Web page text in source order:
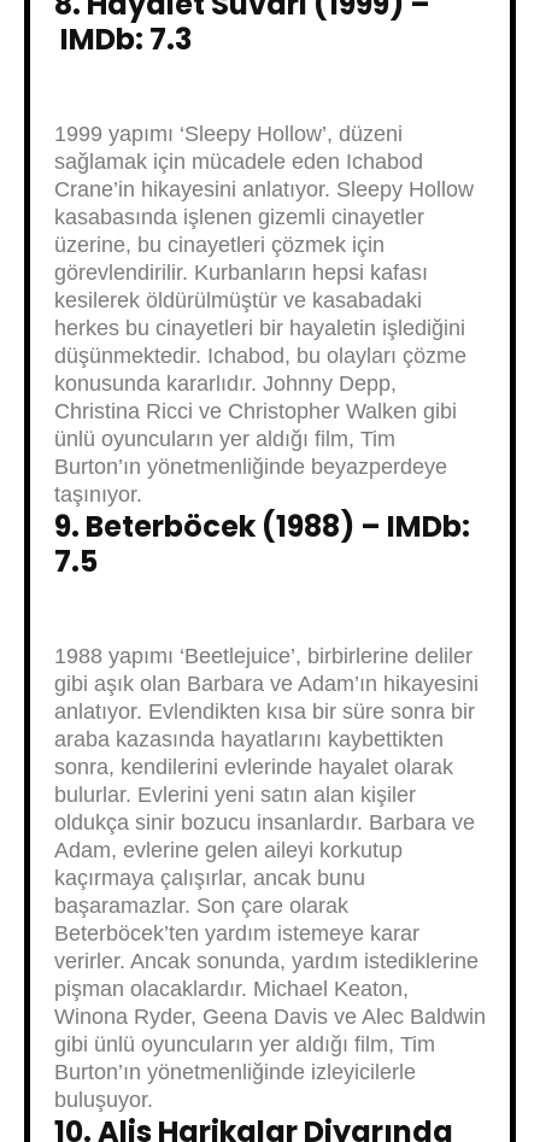
IMDb: 7.3
1999 yapımı ‘Sleepy Hollow’, düzeni
sağlamak için mücadele eden Ichabod
Crane’in hikayesini anlatıyor. Sleepy Hollow
kasabasında işlenen gizemli cinayetler
üzerine, bu cinayetleri çözmek için
görevlendirilir. Kurbanların hepsi kafası
kesilerek öldürülmüştür ve kasabadaki
herkes bu cinayetleri bir hayaletin işlediğini
düşünmektedir. Ichabod, bu olayları çözme
konusunda kararlıdır. Johnny Depp,
Christina Ricci ve Christopher Walken gibi
ünlü oyuncuların yer aldığı film, Tim
Burton’ın yönetmenliğinde beyazperdeye
taşınıyor.
9. Beterböcek (1988) – IMDb:
7.5
1988 yapımı ‘Beetlejuice’, birbirlerine deliler
gibi aşık olan Barbara ve Adam’ın hikayesini
anlatıyor. Evlendikten kısa bir süre sonra bir
araba kazasında hayatlarını kaybettikten
sonra, kendilerini evlerinde hayalet olarak
bulurlar. Evlerini yeni satın alan kişiler
oldukça sinir bozucu insanlardır. Barbara ve
Adam, evlerine gelen aileyi korkutup
kaçırmaya çalışırlar, ancak bunu
başaramazlar. Son çare olarak
Beterböcek’ten yardım istemeye karar
verirler. Ancak sonunda, yardım istediklerine
pişman olacaklardır. Michael Keaton,
Winona Ryder, Geena Davis ve Alec Baldwin
gibi ünlü oyuncuların yer aldığı film, Tim
Burton’ın yönetmenliğinde izleyicilerle
buluşuyor.
10. Alis Harikalar Diyarında